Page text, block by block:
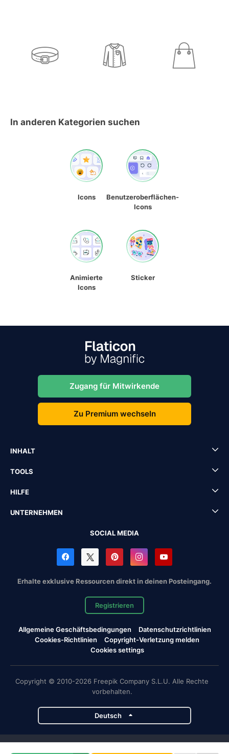
In anderen Kategorien suchen
Icons
Benutzeroberflächen-
Icons
Animierte
Icons
Sticker
Zugang für Mitwirkende
Zu Premium wechseln
INHALT
TOOLS
HILFE
UNTERNEHMEN
SOCIAL MEDIA
Erhalte exklusive Ressourcen direkt in deinen Posteingang.
Registrieren
Allgemeine Geschäftsbedingungen
Datenschutzrichtlinien
Cookies-Richtlinien
Copyright-Verletzung melden
Cookies settings
Copyright © 2010-2026 Freepik Company S.L.U. Alle Rechte
vorbehalten.
Deutsch